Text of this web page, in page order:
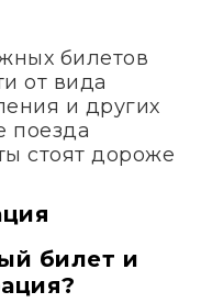
билетов
от вида
и других
поезда
стоят дороже
билет и